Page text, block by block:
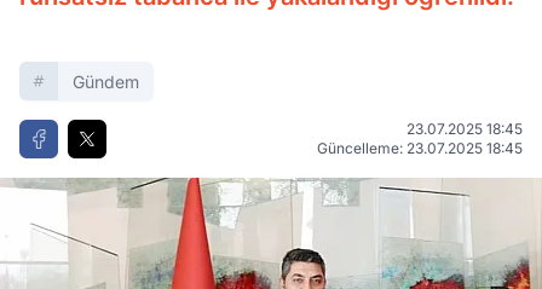
Gündem
23.07.2025 18:45
Güncelleme: 23.07.2025 18:45